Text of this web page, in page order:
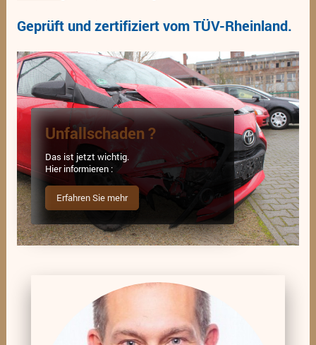
Geprüft und zertifiziert vom TÜV-Rheinland.
Unfallschaden ?
Das ist jetzt wichtig.
Hier informieren :
Erfahren Sie mehr